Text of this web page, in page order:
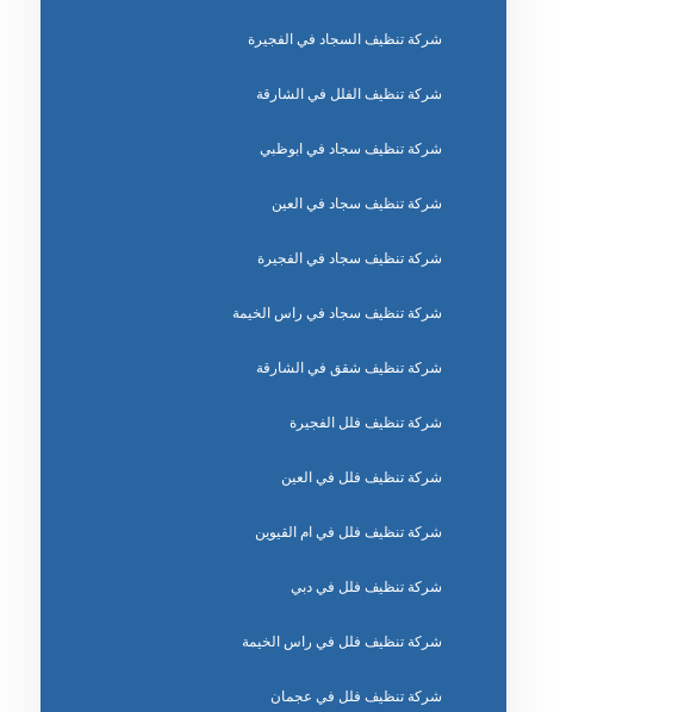
شركة تنظيف السجاد في الفجيرة
شركة تنظيف الفلل في الشارقة
شركة تنظيف سجاد في ابوظبي
شركة تنظيف سجاد في العين
شركة تنظيف سجاد في الفجيرة
شركة تنظيف سجاد في راس الخيمة
شركة تنظيف شقق في الشارقة
شركة تنظيف فلل الفجيرة
شركة تنظيف فلل في العين
شركة تنظيف فلل في ام القيوين
شركة تنظيف فلل في دبي
شركة تنظيف فلل في راس الخيمة
شركة تنظيف فلل في عجمان